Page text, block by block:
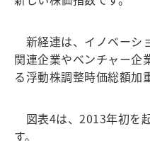
新経連は、イノベーシ
関連企業やベンチャー企
る浮動株調整時価総額加
図表4は、2013年初を
す。